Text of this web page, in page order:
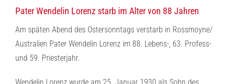
Pater Wendelin Lorenz starb im Alter von 88 Jahren
Am späten Abend des Ostersonntags verstarb in Rossmoyne/
Australien Pater Wendelin Lorenz im 88. Lebens-, 63. Profess-
und 59. Priesterjahr.